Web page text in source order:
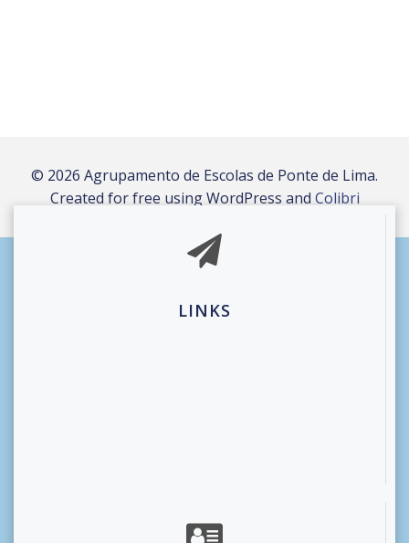
© 2026 Agrupamento de Escolas de Ponte de Lima.
Created for free using WordPress andColibri
LINKS